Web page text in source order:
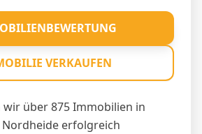
wir über 875 Immobilien in
erfolgreich
VERKAUFEN